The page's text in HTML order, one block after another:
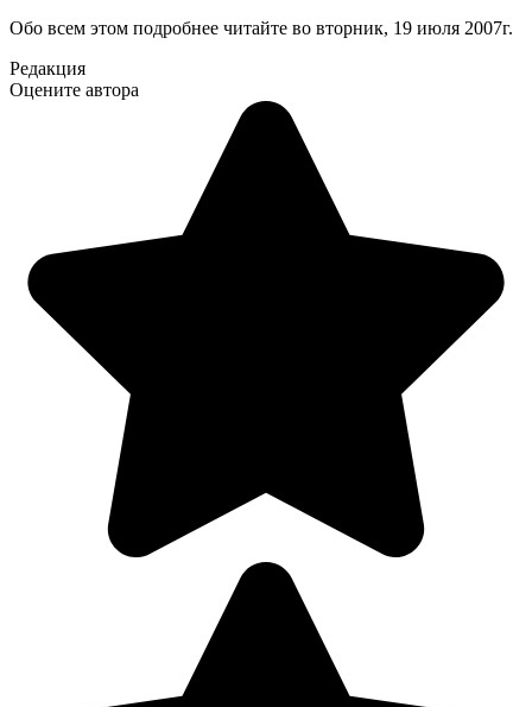
Обо всем этом подробнее читайте во вторник, 19 июля 2007г.
Редакция
Оцените автора